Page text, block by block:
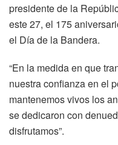
presidente de la
este 27, el 175
el Día de la Bandera.
“En la medida en que
nuestra confianza en el
mantenemos vivos los
se dedicaron con
disfrutamos”.